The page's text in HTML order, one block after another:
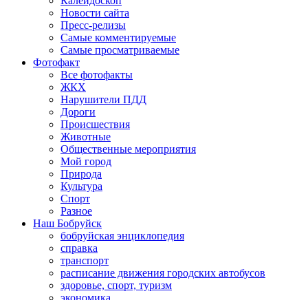
Новости сайта
Пресс-релизы
Самые комментируемые
Самые просматриваемые
Фотофакт
Все фотофакты
ЖКХ
Нарушители ПДД
Дороги
Происшествия
Животные
Общественные мероприятия
Мой город
Природа
Культура
Спорт
Разное
Наш Бобруйск
бобруйская энциклопедия
справка
транспорт
расписание движения городских автобусов
здоровье, спорт, туризм
экономика